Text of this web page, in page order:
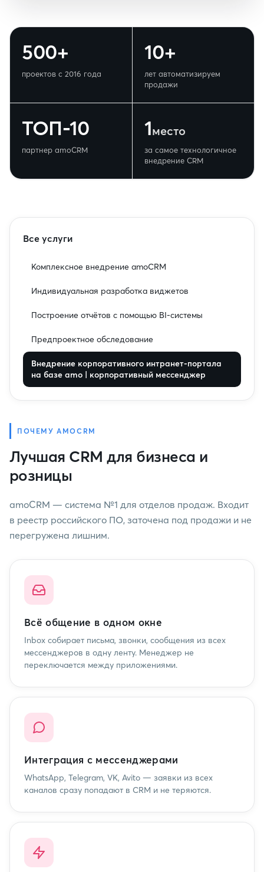
500+
проектов с 2016 года
10+
лет автоматизируем
продажи
ТОП-10
партнер amoCRM
1место
за самое технологичное
внедрение CRM
ПОЧЕМУ AMOCRM
Лучшая CRM для бизнеса и
розницы
amoCRM — система №1 для отделов продаж. Входит
в реестр российского ПО, заточена под продажи и не
перегружена лишним.
Всё общение в одном окне
Inbox собирает письма, звонки, сообщения из всех
мессенджеров в одну ленту. Менеджер не
переключается между приложениями.
Интеграция с мессенджерами
WhatsApp, Telegram, VK, Avito — заявки из всех
каналов сразу попадают в CRM и не теряются.
Все услуги
Комплексное внедрение amoCRM
Индивидуальная разработка виджетов
Построение отчётов с помощью BI‑системы
Предпроектное обследование
Внедрение корпоративного интранет‑портала
на базе amo | корпоративный мессенджер